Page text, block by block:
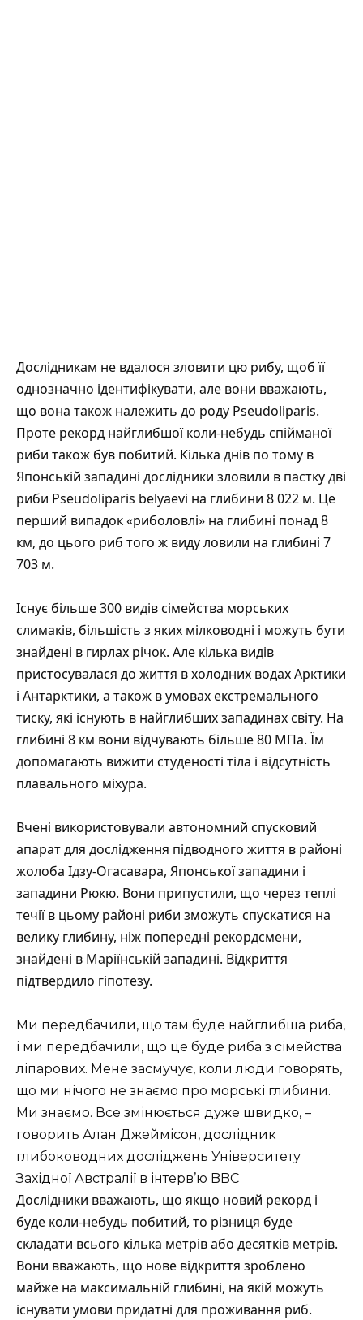
Дослідникам не вдалося зловити цю рибу, щоб її
однозначно ідентифікувати, але вони вважають,
що вона також належить до роду Pseudoliparis.
Проте рекорд найглибшої коли-небудь спійманої
риби також був побитий. Кілька днів по тому в
Японській западині дослідники зловили в пастку дві
риби Pseudoliparis belyaevi на глибини 8 022 м. Це
перший випадок «риболовлі» на глибині понад 8
км, до цього риб того ж виду ловили на глибині 7
703 м.
Існує більше 300 видів сімейства морських
слимаків, більшість з яких мілководні і можуть бути
знайдені в гирлах річок. Але кілька видів
пристосувалася до життя в холодних водах Арктики
і Антарктики, а також в умовах екстремального
тиску, які існують в найглибших западинах світу. На
глибині 8 км вони відчувають більше 80 МПа. Їм
допомагають вижити студеності тіла і відсутність
плавального міхура.
Вчені використовували автономний спусковий
апарат для дослідження підводного життя в районі
жолоба Ідзу-Огасавара, Японської западини і
западини Рюкю. Вони припустили, що через теплі
течії в цьому районі риби зможуть спускатися на
велику глибину, ніж попередні рекордсмени,
знайдені в Маріїнській западині. Відкриття
підтвердило гіпотезу.
Ми передбачили, що там буде найглибша риба,
і ми передбачили, що це буде риба з сімейства
ліпарових. Мене засмучує, коли люди говорять,
що ми нічого не знаємо про морські глибини.
Ми знаємо. Все змінюється дуже швидко, –
говорить Алан Джеймісон, дослідник
глибоководних досліджень Університету
Західної Австралії в інтерв’ю BBC
Дослідники вважають, що якщо новий рекорд і
буде коли-небудь побитий, то різниця буде
складати всього кілька метрів або десятків метрів.
Вони вважають, що нове відкриття зроблено
майже на максимальній глибині, на якій можуть
існувати умови придатні для проживання риб.